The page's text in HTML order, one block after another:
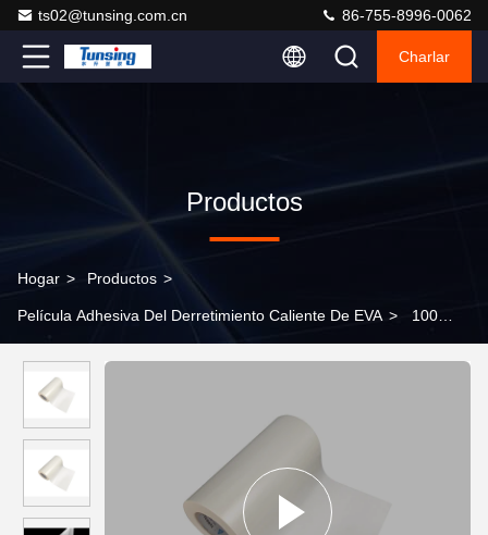
ts02@tunsing.com.cn 86-755-8996-0062
Charlar
Productos
Hogar > Productos >
Película Adhesiva Del Derretimiento Caliente De EVA > 100
epoxy para el metal